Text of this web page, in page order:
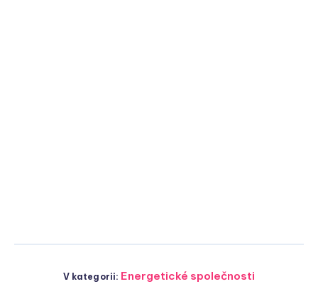
V kategorii: Energetické společnosti